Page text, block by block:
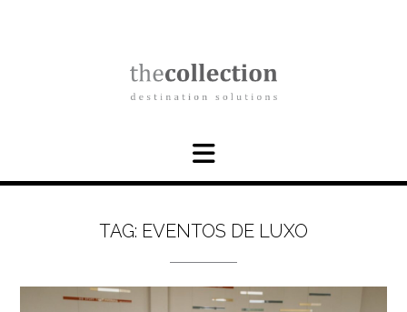
TAG: EVENTOS DE LUXO